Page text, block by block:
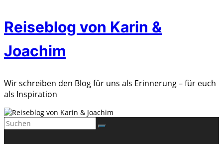
Zum
Inhalt
springen
Reiseblog von Karin &
Joachim
Wir schreiben den Blog für uns als Erinnerung – für euch
als Inspiration